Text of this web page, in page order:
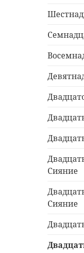
Сияние
Сияние